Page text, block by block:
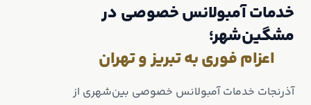
خدمات آمبولانس خصوصی در
مشگین‌شهر؛
اعزام فوری به تبریز و تهران
آذرنجات خدمات آمبولانس خصوصی بین‌شهری از